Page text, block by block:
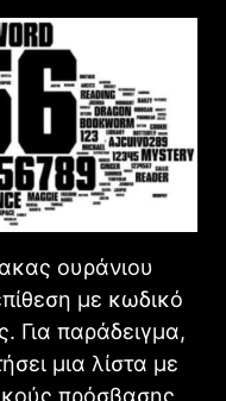
ουράνιου
με κωδικό
Για παράδειγμα,
μια λίστα με
πρόσβασης,